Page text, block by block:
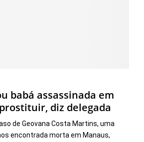
babá assassinada em
diz delegada
de Geovana Costa Martins, uma
encontrada morta em Manaus,